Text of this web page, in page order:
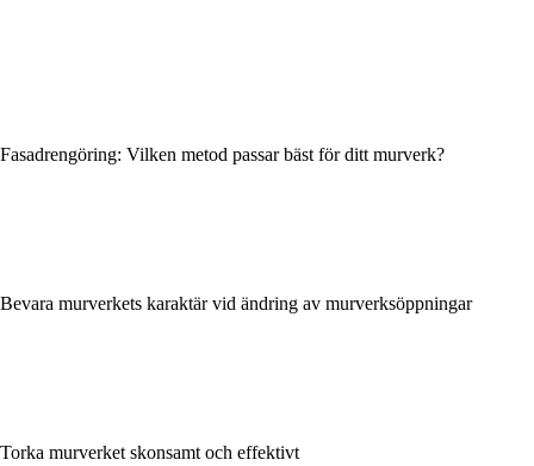
Fasadrengöring: Vilken metod passar bäst för ditt murverk?
Bevara murverkets karaktär vid ändring av murverksöppningar
Torka murverket skonsamt och effektivt